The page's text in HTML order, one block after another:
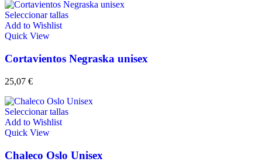
Seleccionar tallas
Add to Wishlist
Quick View
Cortavientos Negraska unisex
25,07 €
Seleccionar tallas
Add to Wishlist
Quick View
Chaleco Oslo Unisex